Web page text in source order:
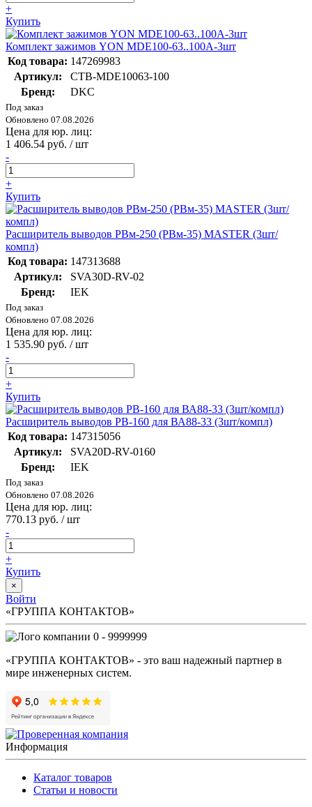
+
Купить
Комплект зажимов YON MDE100-63..100А-3шт
Код товара: 147269983
Артикул:
CTB-MDE10063-100
Бренд:
DKC
Под заказ
Обновлено 07.08.2026
Цена для юр. лиц:
1 406.54 руб. / шт
-
+
Купить
Расширитель выводов РВм-250 (РВм-35) MASTER (3шт/
компл)
Код товара: 147313688
Артикул:
SVA30D-RV-02
Бренд:
IEK
Под заказ
Обновлено 07.08.2026
Цена для юр. лиц:
1 535.90 руб. / шт
-
+
Купить
Расширитель выводов РВ-160 для ВА88-33 (3шт/компл)
Код товара: 147315056
Артикул:
SVA20D-RV-0160
Бренд:
IEK
Под заказ
Обновлено 07.08.2026
Цена для юр. лиц:
770.13 руб. / шт
-
+
Купить
×
Войти
«ГРУППА КОНТАКТОВ»
0 - 9999999
«ГРУППА КОНТАКТОВ» - это ваш надежный партнер в
мире инженерных систем.
Информация
Каталог товаров
Статьи и новости